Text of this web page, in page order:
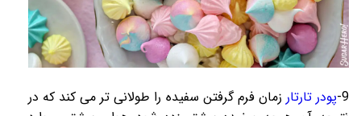
9- پودر تارتار زمان فرم گرفتن سفیده را طولانی تر می کند که در